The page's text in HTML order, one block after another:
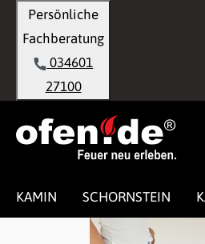
Zur Hauptnavigation
Persönliche
Fachberatung
034601
27100
KAMIN SCHORNSTEIN